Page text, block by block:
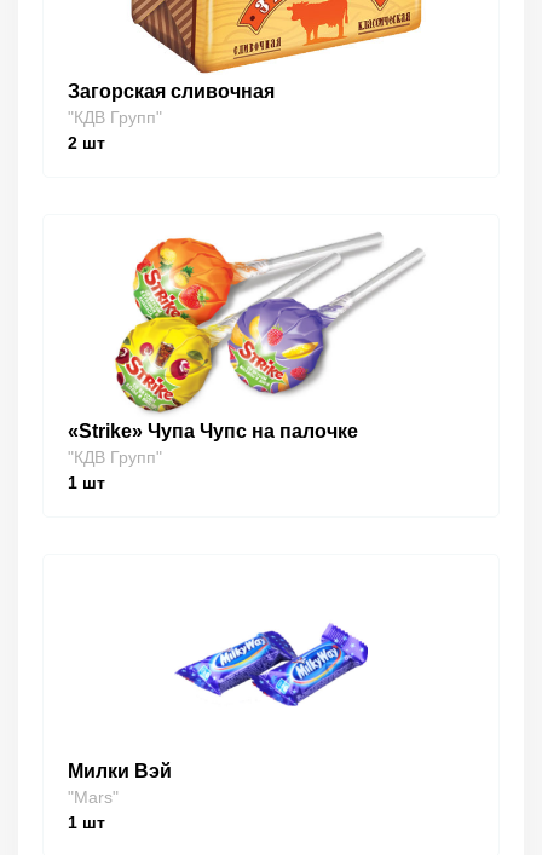
Загорская сливочная
"КДВ Групп"
2 шт
«Strike» Чупа Чупс на палочке
"КДВ Групп"
1 шт
Милки Вэй
"Mars"
1 шт